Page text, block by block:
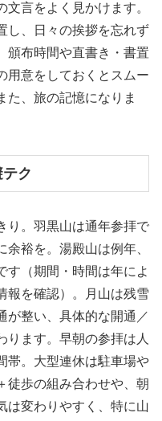
言をよく見かけます。
し、日々の挨拶を忘れず
頒布時間や直書き・書置
用意をしておくとスムー
た、旅の記憶になりま
ク
り。羽黒山は通年参拝で
裕を。湯殿山は例年、
す（期間・時間は年によ
報を確認）。月山は残雪
が整い、具体的な開通／
ります。早朝の参拝は人
帯。大型連休は駐車場や
徒歩の組み合わせや、朝
は変わりやすく、特に山